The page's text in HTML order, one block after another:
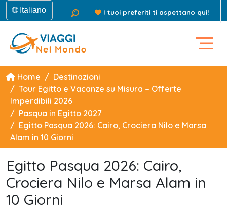
🌐 Italiano I tuoi preferiti ti aspettano qui!
Home
Destinazioni
Tour Egitto e Vacanze su Misura – Offerte
Imperdibili 2026
Pasqua in Egitto 2027
Egitto Pasqua 2026: Cairo, Crociera Nilo e Marsa
Alam in 10 Giorni
Egitto Pasqua 2026: Cairo,
Crociera Nilo e Marsa Alam in
10 Giorni